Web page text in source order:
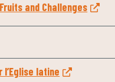
and Challenges
latine